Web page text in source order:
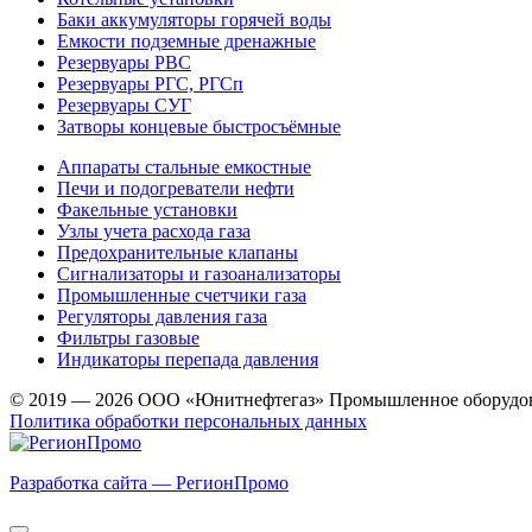
Баки аккумуляторы горячей воды
Емкости подземные дренажные
Резервуары РВС
Резервуары РГС, РГСп
Резервуары СУГ
Затворы концевые быстросъёмные
Аппараты стальные емкостные
Печи и подогреватели нефти
Факельные установки
Узлы учета расхода газа
Предохранительные клапаны
Сигнализаторы и газоанализаторы
Промышленные счетчики газа
Регуляторы давления газа
Фильтры газовые
Индикаторы перепада давления
© 2019 — 2026 ООО «Юнитнефтегаз» Промышленное
Политика обработки персональных данных
Разработка сайта — РегионПромо